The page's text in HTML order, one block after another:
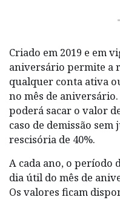
Criado em 2019 e em
aniversário permite a
qualquer conta ativa
no mês de
poderá sacar o valor
caso de demissão
rescisória de 40%.
A cada ano, o período
dia útil do mês de
Os valores ficam